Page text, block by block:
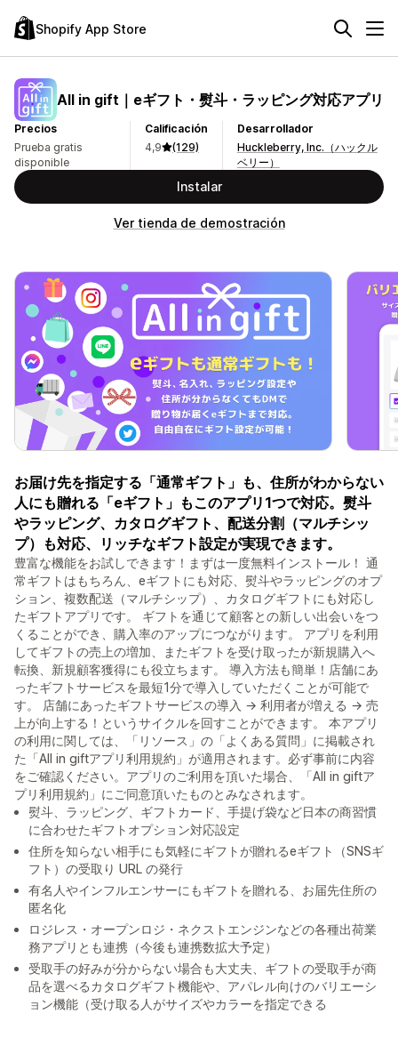
Shopify App Store
All in gift｜eギフト・熨斗・ラッピング対応アプリ
Precios
Prueba gratis
disponible
Calificación
4,9
(129)
Desarrollador
Huckleberry, Inc.（ハックル
ベリー）
Instalar
Ver tienda de demostración
お届け先を指定する「通常ギフト」も、住所がわからない
人にも贈れる「eギフト」もこのアプリ1つで対応。熨斗
やラッピング、カタログギフト、配送分割（マルチシッ
プ）も対応、リッチなギフト設定が実現できます。
豊富な機能をお試しできます！まずは一度無料インストール！ 通
常ギフトはもちろん、eギフトにも対応、熨斗やラッピングのオプ
ション、複数配送（マルチシップ）、カタログギフトにも対応し
たギフトアプリです。 ギフトを通じて顧客との新しい出会いをつ
くることができ、購入率のアップにつながります。 アプリを利用
してギフトの売上の増加、またギフトを受け取ったが新規購入へ
転換、新規顧客獲得にも役立ちます。 導入方法も簡単！店舗にあ
ったギフトサービスを最短1分で導入していただくことが可能で
す。 店舗にあったギフトサービスの導入 → 利用者が増える → 売
上が向上する！というサイクルを回すことができます。 本アプリ
の利用に関しては、「リソース」の「よくある質問」に掲載され
た「All in giftアプリ利用規約」が適用されます。必ず事前に内容
をご確認ください。アプリのご利用を頂いた場合、「All in giftア
プリ利用規約」にご同意頂いたものとみなされます。
熨斗、ラッピング、ギフトカード、手提げ袋など日本の商習慣
に合わせたギフトオプション対応設定
住所を知らない相手にも気軽にギフトが贈れるeギフト（SNSギ
フト）の受取り URL の発行
有名人やインフルエンサーにもギフトを贈れる、お届先住所の
匿名化
ロジレス・オープンロジ・ネクストエンジンなどの各種出荷業
務アプリとも連携（今後も連携数拡大予定）
受取手の好みが分からない場合も大丈夫、ギフトの受取手が商
品を選べるカタログギフト機能や、アパレル向けのバリエーシ
ョン機能（受け取る人がサイズやカラーを指定できる